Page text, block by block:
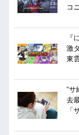
コ
『
激
東
”サ
去
「